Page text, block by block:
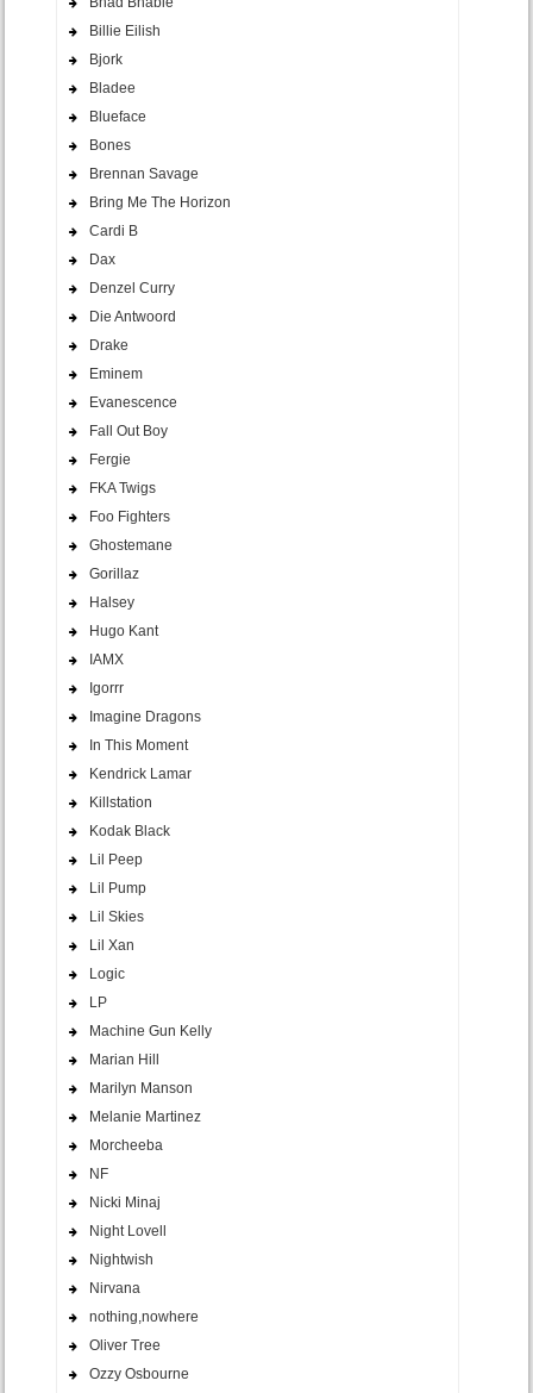
Billie Eilish
Bjork
Bladee
Blueface
Bones
Brennan Savage
Bring Me The Horizon
Cardi B
Dax
Denzel Curry
Die Antwoord
Drake
Eminem
Evanescence
Fall Out Boy
Fergie
FKA Twigs
Foo Fighters
Ghostemane
Gorillaz
Halsey
Hugo Kant
IAMX
Igorrr
Imagine Dragons
In This Moment
Kendrick Lamar
Killstation
Kodak Black
Lil Peep
Lil Pump
Lil Skies
Lil Xan
Logic
LP
Machine Gun Kelly
Marian Hill
Marilyn Manson
Melanie Martinez
Morcheeba
NF
Nicki Minaj
Night Lovell
Nightwish
Nirvana
nothing,nowhere
Oliver Tree
Ozzy Osbourne